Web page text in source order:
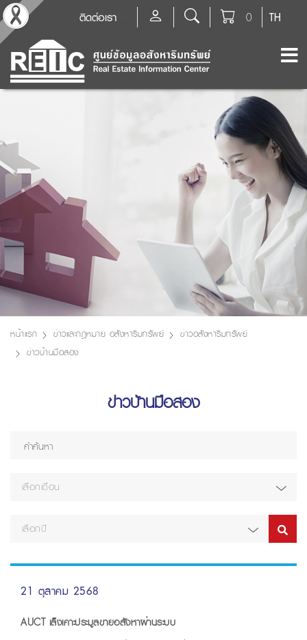
TH
0
ติดต่อเรา
หน้าแรก ข่าวและกฎหมาย อสังหาริมทรัพย์
ข่าวอสังหาริมทรัพย์
ข่าวบ้านมือสอง
ข่าวบ้านมือสอง
เลือกเดือน
เลือกปี
21 ตุลาคม 2568
AUCT เล็งเคาะประมูลขายอสังหาผ่านระบบ